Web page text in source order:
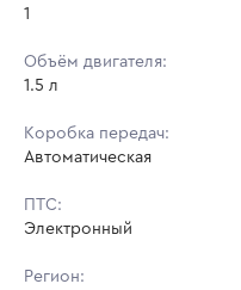
1
Объём двигателя:
1.5 л
Коробка передач:
Автоматическая
ПТС:
Электронный
Регион: